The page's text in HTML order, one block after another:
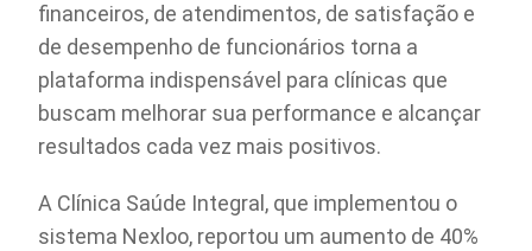
financeiros, de atendimentos, de satisfação e
de desempenho de funcionários torna a
plataforma indispensável para clínicas que
buscam melhorar sua performance e alcançar
resultados cada vez mais positivos.
A Clínica Saúde Integral, que implementou o
sistema Nexloo, reportou um aumento de 40%